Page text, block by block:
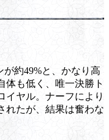
約49%と、かなり高
体も低く、唯一決勝ト
イヤル。ナーフにより
れたが、結果は奮わな